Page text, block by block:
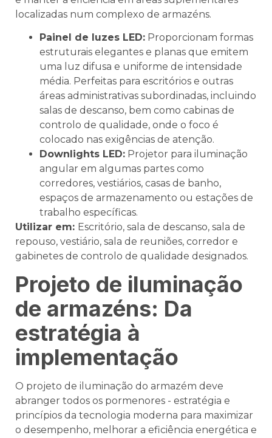
localizadas num complexo de armazéns.
Painel de luzes LED: Proporcionam formas
estruturais elegantes e planas que emitem
uma luz difusa e uniforme de intensidade
média. Perfeitas para escritórios e outras
áreas administrativas subordinadas, incluindo
salas de descanso, bem como cabinas de
controlo de qualidade, onde o foco é
colocado nas exigências de atenção.
Downlights LED: Projetor para iluminação
angular em algumas partes como
corredores, vestiários, casas de banho,
espaços de armazenamento ou estações de
trabalho específicas.
Utilizar em: Escritório, sala de descanso, sala de
repouso, vestiário, sala de reuniões, corredor e
gabinetes de controlo de qualidade designados.
Projeto de iluminação
de armazéns: Da
estratégia à
implementação
O projeto de iluminação do armazém deve
abranger todos os pormenores - estratégia e
princípios da tecnologia moderna para maximizar
o desempenho, melhorar a eficiência energética e